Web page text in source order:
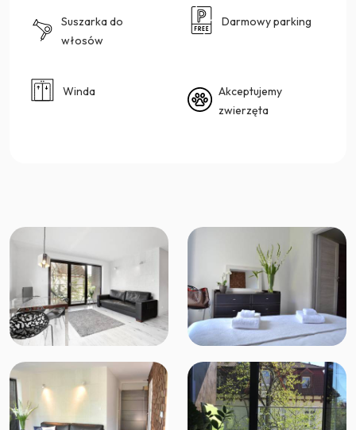
Suszarka do
włosów
Darmowy parking
Winda
Akceptujemy
zwierzęta